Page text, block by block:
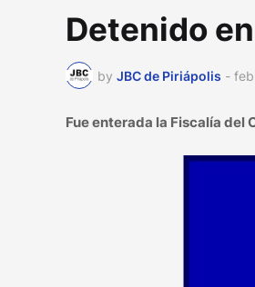
Detenido
by JBC de Piriápolis -
Fue enterada la Fiscalía del